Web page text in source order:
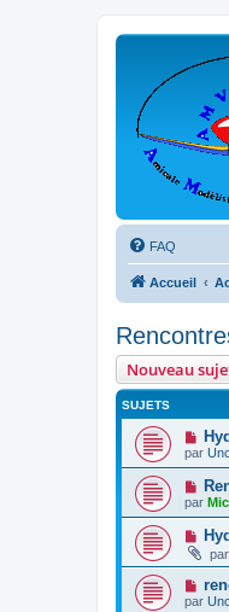
FAQ
Accueil
Nouveau
SUJETS
par
par
par
par